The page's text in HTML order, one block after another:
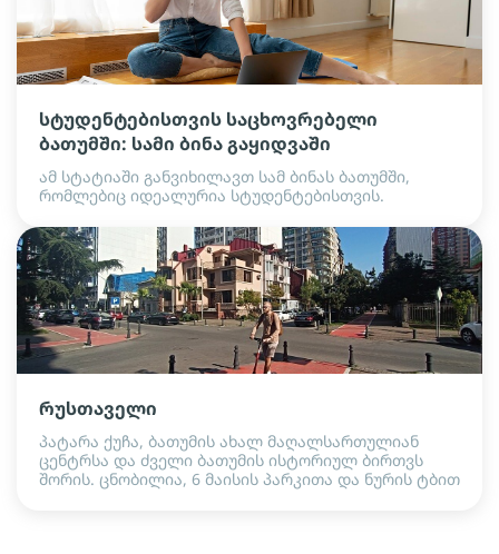
სტუდენტებისთვის საცხოვრებელი
ბათუმში: სამი ბინა გაყიდვაში
ამ სტატიაში განვიხილავთ სამ ბინას ბათუმში,
რომლებიც იდეალურია სტუდენტებისთვის.
რუსთაველი
პატარა ქუჩა, ბათუმის ახალ მაღალსართულიან
ცენტრსა და ძველი ბათუმის ისტორიულ ბირთვს
შორის. ცნობილია, 6 მაისის პარკითა და ნურის ტბით